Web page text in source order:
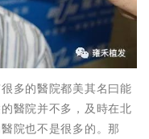
多的醫院都美其名曰能
醫院并不多，及時在北
院也不是很多的。那